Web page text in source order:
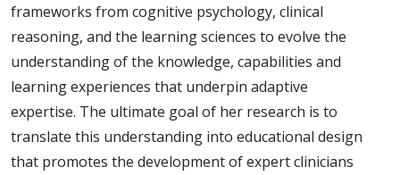
frameworks from cognitive psychology, clinical
reasoning, and the learning sciences to evolve the
understanding of the knowledge, capabilities and
learning experiences that underpin adaptive
expertise. The ultimate goal of her research is to
translate this understanding into educational design
that promotes the development of expert clinicians